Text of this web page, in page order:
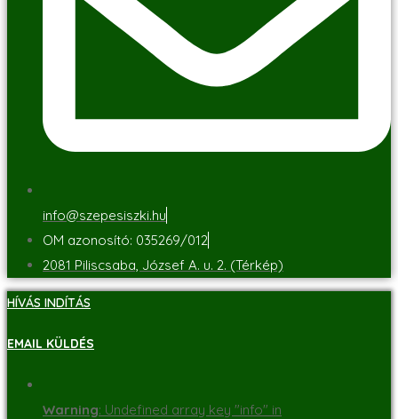
info@szepesiszki.hu
OM azonosító: 035269/012
2081 Piliscsaba, József A. u. 2. (Térkép)
HÍVÁS INDÍTÁS
EMAIL KÜLDÉS
Warning: Undefined array key "info" in